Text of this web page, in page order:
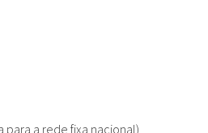
para a rede fixa nacional)